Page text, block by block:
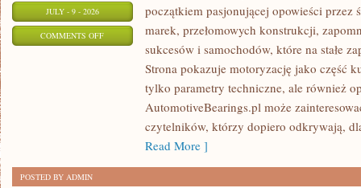
JULY - 9 - 2026
COMMENTS OFFON
WYDARZENIA
SPOTKANIA
KLASYKÓW
początkiem pasjonującej opowieści przez
marek, przełomowych konstrukcji,
sukcesów i samochodów, które na stałe
Strona pokazuje motoryzację jako część
tylko parametry techniczne, ale również
AutomotiveBearings.pl może
czytelników, którzy dopiero odkrywają,
Read More ]
POSTED BY ADMIN